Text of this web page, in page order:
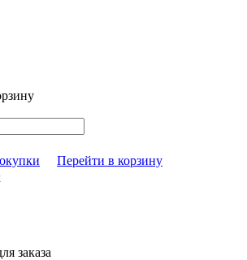
Перейти в корзину
заказа